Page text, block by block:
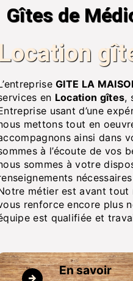
Gîtes de
Location
GITE LA
en Location gîtes,
usant d’une
mettons tout en
ainsi dans
à l’écoute de vos
sommes à votre
métier est avant
renforce encore plus
est qualifiée et
En savoir